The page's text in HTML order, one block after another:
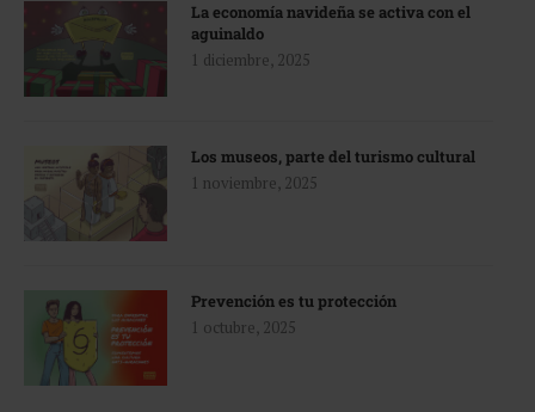
La economía navideña se activa con el
aguinaldo
1 diciembre, 2025
Los museos, parte del turismo cultural
1 noviembre, 2025
Prevención es tu protección
1 octubre, 2025